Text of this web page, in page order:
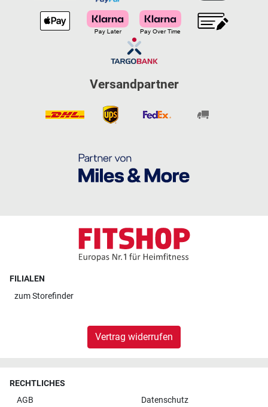
Versandpartner
FILIALEN
zumStorefinder
Vertrag widerrufen
RECHTLICHES
AGB
Datenschutz